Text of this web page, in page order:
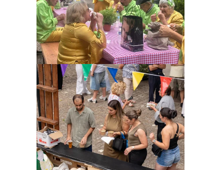
Ampliar